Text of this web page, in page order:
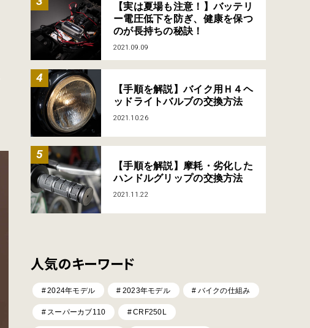
【実は夏場も注意！】バッテリ
ー電圧低下を防ぎ、健康を保つ
のが長持ちの秘訣！
2021.09.09
【手順を解説】バイク用Ｈ４ヘ
ッドライトバルブの交換方法
2021.10.26
【手順を解説】摩耗・劣化した
ハンドルグリップの交換方法
2021.11.22
人気のキーワード
2024年モデル 2023年モデル バイクの仕組み
スーパーカブ110 CRF250L